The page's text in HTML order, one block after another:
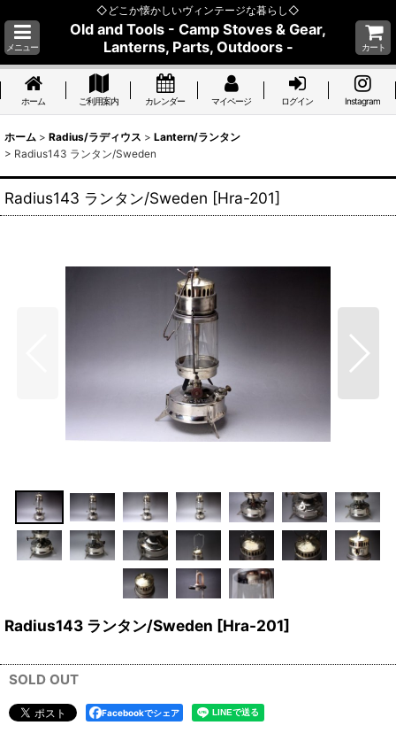
◇どこか懐かしいヴィンテージな暮らし◇
メニュー
Old and Tools - Camp Stoves & Gear,
Lanterns, Parts, Outdoors -
カート
ホーム ご利用案内 カレンダー マイページ ログイン Instagram
ホーム > Radius/ラディウス > Lantern/ランタン
> Radius143 ランタン/Sweden
Radius143 ランタン/Sweden [Hra-201]
Radius143 ランタン/Sweden [Hra-201]
SOLD OUT
Facebookでシェア